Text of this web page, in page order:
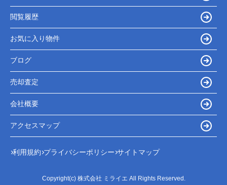
閲覧履歴
お気に入り物件
ブログ
売却査定
会社概要
アクセスマップ
利用規約 プライバシーポリシー サイトマップ
Copyright(c) 株式会社 ミライエ All Rights Reserved.